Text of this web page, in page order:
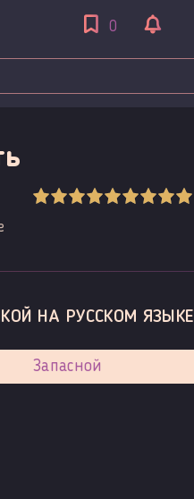
0
НА РУССКОМ ЯЗЫКЕ
Запасной